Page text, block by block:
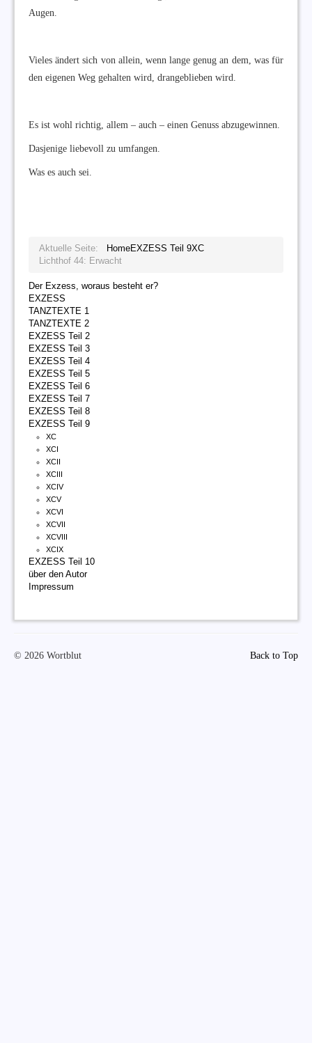
Augen.
Vieles ändert sich von allein, wenn lange genug an dem, was für
den eigenen Weg gehalten wird, drangeblieben wird.
Es ist wohl richtig, allem – auch – einen Genuss abzugewinnen.
Dasjenige liebevoll zu umfangen.
Was es auch sei.
Aktuelle Seite: HomeEXZESS Teil 9XC
Lichthof 44: Erwacht
Der Exzess, woraus besteht er?
EXZESS
TANZTEXTE 1
TANZTEXTE 2
EXZESS Teil 2
EXZESS Teil 3
EXZESS Teil 4
EXZESS Teil 5
EXZESS Teil 6
EXZESS Teil 7
EXZESS Teil 8
EXZESS Teil 9
XC
XCI
XCII
XCIII
XCIV
XCV
XCVI
XCVII
XCVIII
XCIX
EXZESS Teil 10
über den Autor
Impressum
Back to Top
© 2026 Wortblut